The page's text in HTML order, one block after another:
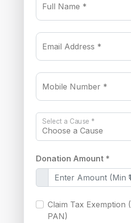
Full Name *
Email Address *
Mobile Number *
Select a Cause *
Donation Amount *
Claim Tax Exemption
PAN)